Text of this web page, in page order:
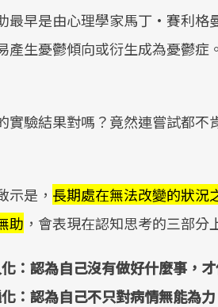
最早是由心理學家馬丁·賽利格
產生憂鬱傾向或衍生成為憂鬱症。
實驗結果對嗎？竟然連嘗試都不
示是， 長期處在無法改變的狀況
助 ，會表現在認知思考的三部分
：認為自己沒有做好什麼事，
：認為自己不只對病情無能為